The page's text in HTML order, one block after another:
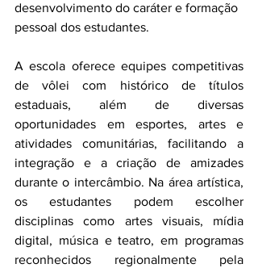
desenvolvimento do caráter e formação
pessoal dos estudantes.
A escola oferece equipes competitivas
de vôlei com histórico de títulos
estaduais, além de diversas
oportunidades em esportes, artes e
atividades comunitárias, facilitando a
integração e a criação de amizades
durante o intercâmbio. Na área artística,
os estudantes podem escolher
disciplinas como artes visuais, mídia
digital, música e teatro, em programas
reconhecidos regionalmente pela